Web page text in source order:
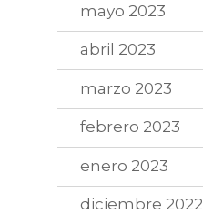
mayo 2023
abril 2023
marzo 2023
febrero 2023
enero 2023
diciembre 2022